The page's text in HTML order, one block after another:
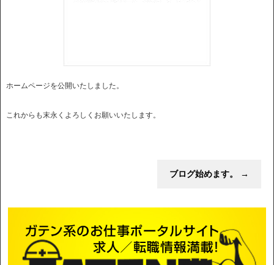
ホームページを公開いたしました。
これからも末永くよろしくお願いいたします。
ブログ始めます。 →